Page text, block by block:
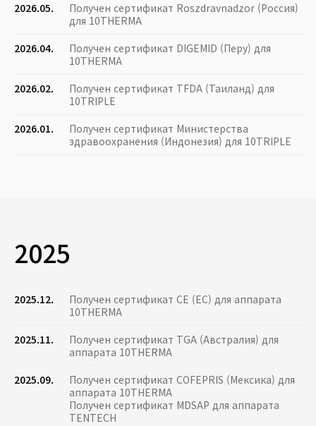
2026.05.
Получен сертификат Roszdravnadzor (Россия)
для 10THERMA
2026.04.
Получен сертификат DIGEMID (Перу) для
10THERMA
2026.02.
Получен сертификат TFDA (Таиланд) для
10TRIPLE
2026.01.
Получен сертификат Министерства
здравоохранения (Индонезия) для 10TRIPLE
2025
2025.12.
Получен сертификат CE (ЕС) для аппарата
10THERMA
2025.11.
Получен сертификат TGA (Австралия) для
аппарата 10THERMA
2025.09.
Получен сертификат COFEPRIS (Мексика) для
аппарата 10THERMA
Получен сертификат MDSAP для аппарата
TENTECH